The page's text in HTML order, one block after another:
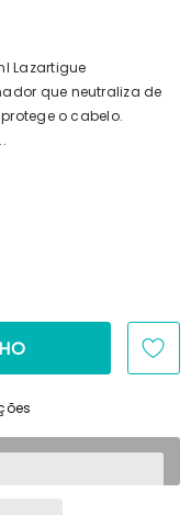
Lazartigue
que neutraliza de
o cabelo.